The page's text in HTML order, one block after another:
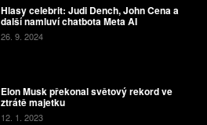
Hlasy celebrit: Judi Dench, John Cena a
další namluví chatbota Meta AI
26. 9. 2024
Elon Musk překonal světový rekord ve
ztrátě majetku
12. 1. 2023